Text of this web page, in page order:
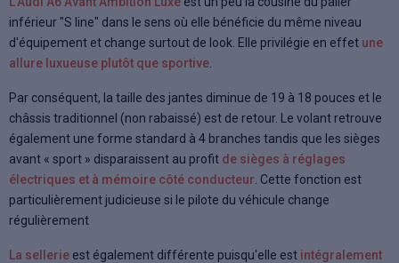
inférieur "S line" dans le sens où elle bénéficie du même niveau
d'équipement et change surtout de look. Elle privilégie en effet une
allure luxueuse plutôt que sportive
Par conséquent, la taille des jantes diminue de 19 à 18 pouces et le
châssis traditionnel (non rabaissé) est de retour. Le volant retrouve
également une forme standard à 4 branches tandis que les sièges
avant « sport » disparaissent au profit de sièges à réglages
électriques et à mémoire côté conducteur . Cette fonction est
particulièrement judicieuse si le pilote du véhicule change
régulièrement
La sellerie est également différente puisqu'elle est intégralement